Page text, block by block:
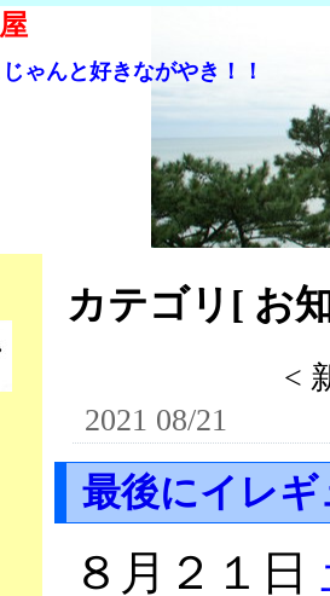
ゃんと好きながやき！！
カテゴリ[ お
<
2021 08/21
最後にイレギ
８月２１日